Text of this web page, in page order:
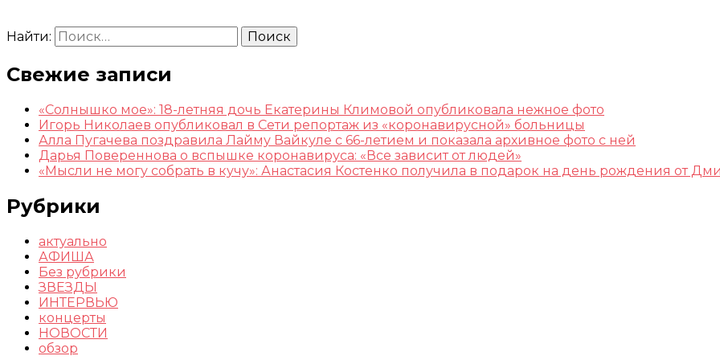
Найти:
Свежие записи
«Солнышко мое»: 18-летняя дочь Екатерины Климовой опубликовала нежное фото
Игорь Николаев опубликовал в Сети репортаж из «коронавирусной» больницы
Алла Пугачева поздравила Лайму Вайкуле с 66-летием и показала архивное фото с ней
Дарья Повереннова о вспышке коронавируса: «Все зависит от людей»
«Мысли не могу собрать в кучу»: Анастасия Костенко получила в подарок на день рождения от
Рубрики
актуально
АФИША
Без рубрики
ЗВЕЗДЫ
ИНТЕРВЬЮ
концерты
НОВОСТИ
обзор